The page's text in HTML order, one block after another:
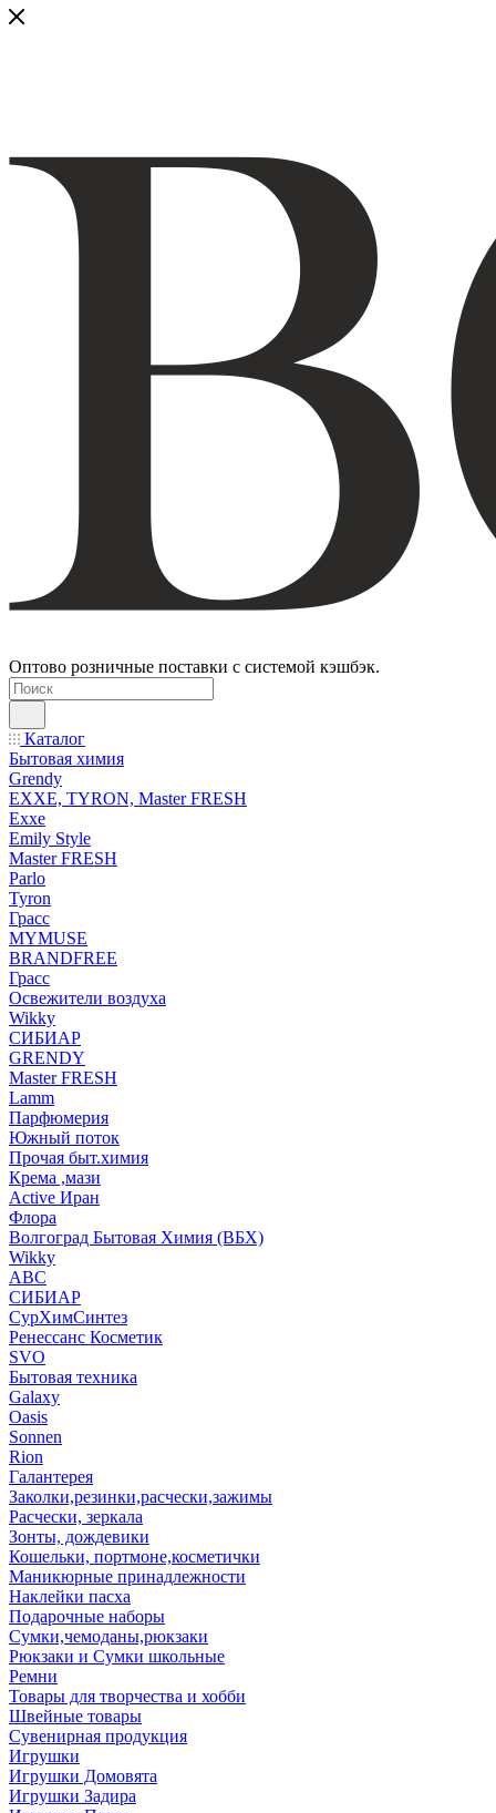
Оптово розничные поставки с системой кэшбэк.
Каталог
Бытовая химия
Grendy
EXXE, TYRON, Master FRESH
Exxe
Emily Style
Master FRESH
Parlo
Tyron
Грасс
MYMUSE
BRANDFREE
Грасс
Освежители воздуха
Wikky
СИБИАР
GRENDY
Master FRESH
Lamm
Парфюмерия
Южный поток
Прочая быт.химия
Крема ,мази
Аctive Иран
Флора
Волгоград Бытовая Химия (ВБХ)
Wikky
АВС
СИБИАР
СурХимСинтез
Ренессанс Косметик
SVO
Бытовая техника
Galaxy
Oasis
Sonnen
Rion
Галантерея
Заколки,резинки,расчески,зажимы
Расчески, зеркала
Зонты, дождевики
Кошельки, портмоне,косметички
Маникюрные принадлежности
Наклейки пасха
Подарочные наборы
Сумки,чемоданы,рюкзаки
Рюкзаки и Сумки школьные
Ремни
Товары для творчества и хобби
Швейные товары
Сувенирная продукция
Игрушки
Игрушки Домовята
Игрушки Задира